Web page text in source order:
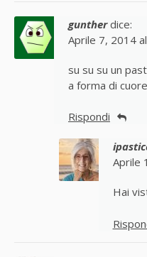
gunther dice:
Aprile 7, 2014
su su su un
a forma di
Rispondi
Aprile
Hai